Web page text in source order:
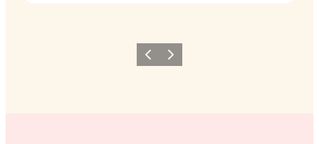
ForrigeNæste